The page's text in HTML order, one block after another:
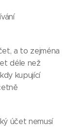
a to zejména
déle než
kupující
účet nemusí